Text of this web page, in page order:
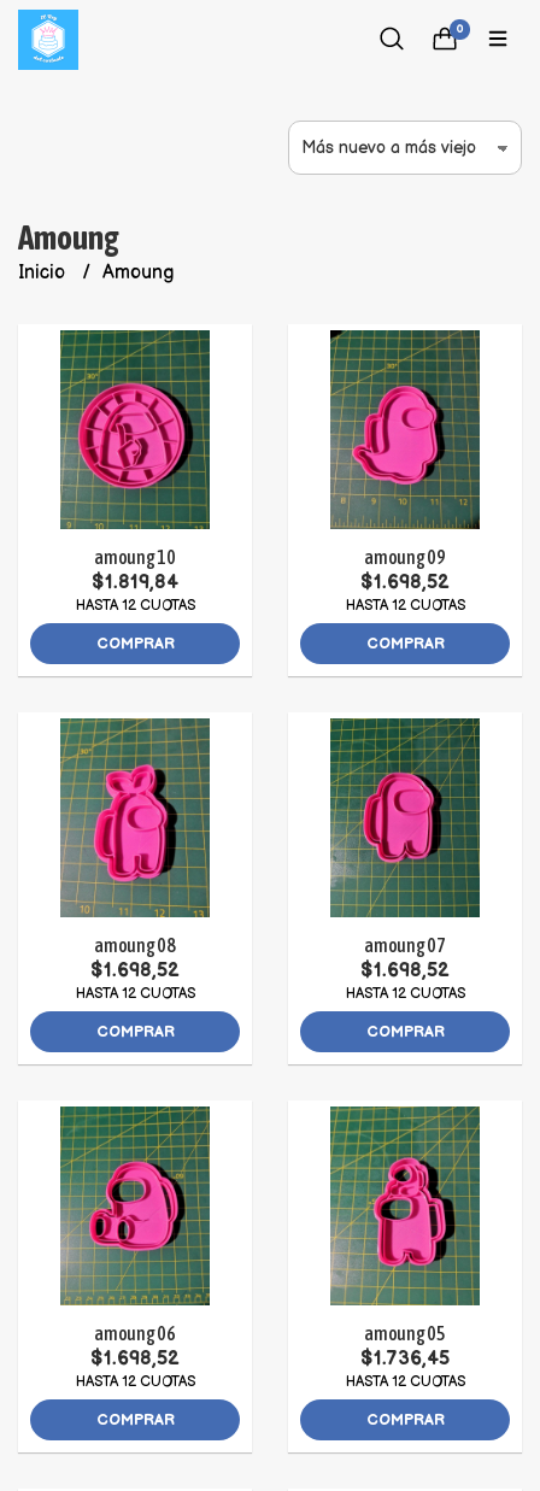
0
Amoung
Inicio Amoung
amoung 10
$1.819,84
HASTA 12 CUOTAS
COMPRAR
amoung 09
$1.698,52
HASTA 12 CUOTAS
COMPRAR
amoung 08
$1.698,52
HASTA 12 CUOTAS
COMPRAR
amoung 07
$1.698,52
HASTA 12 CUOTAS
COMPRAR
amoung 06
$1.698,52
HASTA 12 CUOTAS
COMPRAR
amoung 05
$1.736,45
HASTA 12 CUOTAS
COMPRAR